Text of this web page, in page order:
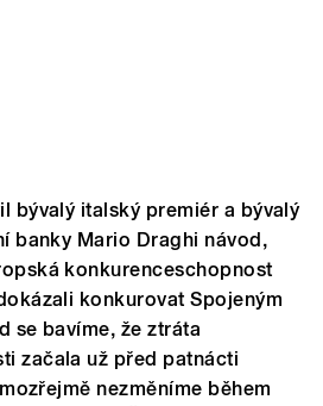
bývalý italský premiér a bývalý
banky Mario Draghi návod,
konkurenceschopnost
konkurovat Spojeným
se bavíme, že ztráta
začala už před patnácti
nezměníme během